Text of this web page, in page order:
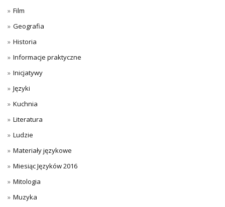
Film
Geografia
Historia
Informacje praktyczne
Inicjatywy
Języki
Kuchnia
Literatura
Ludzie
Materiały językowe
Miesiąc Języków 2016
Mitologia
Muzyka